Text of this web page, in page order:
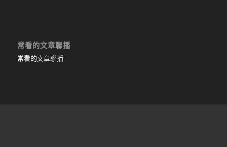
常看的文章聯播
常看的文章聯播